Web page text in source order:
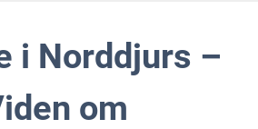
i Norddjurs –
om